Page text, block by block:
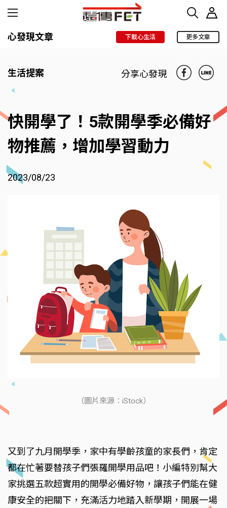
心發現文章 下載心生活 更多文章
生活提案 分享心發現
快開學了！5款開學季必備好
物推薦，增加學習動力
2023/08/23
（圖片來源：iStock）
又到了九月開學季，家中有學齡孩童的家長們，肯定
都在忙著要替孩子們張羅開學用品吧！小編特別幫大
家挑選五款超實用的開學必備好物，讓孩子們能在健
康安全的把關下，充滿活力地踏入新學期，開展一場